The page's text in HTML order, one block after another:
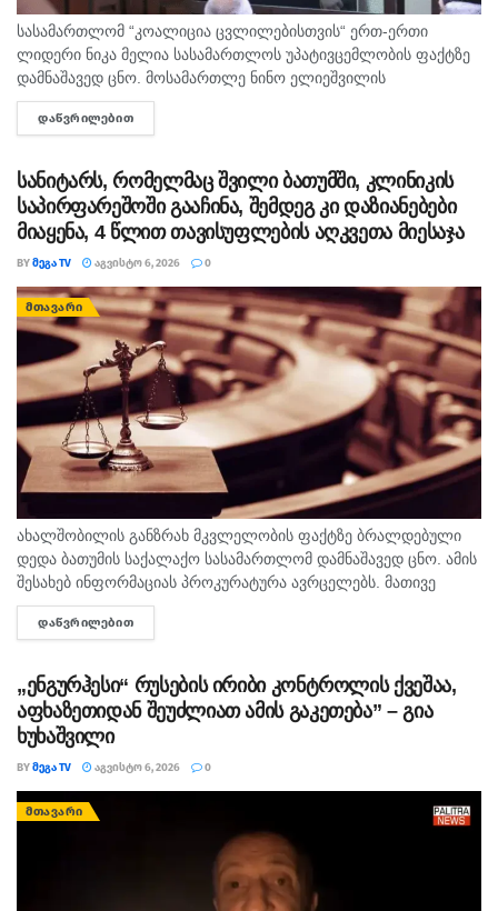
სასამართლომ “კოალიცია ცვლილებისთვის“ ერთ-ერთი
ლიდერი ნიკა მელია სასამართლოს უპატივცემლობის ფაქტზე
დამნაშავედ ცნო. მოსამართლე ნინო ელიეშვილის
გადაწყვეტილებით, ნიკა მელიას 1 წლით და 6 თვით
თავისუფლების აღკვეთა მიესაჯა, თუმცა აღნიშნულმა
ᲓᲐᲬᲕᲠᲘᲚᲔᲑᲘᲗ
სანიტარს, რომელმაც შვილი ბათუმში, კლინიკის
საპირფარეშოში გააჩინა, შემდეგ კი დაზიანებები
მიაყენა, 4 წლით თავისუფლების აღკვეთა მიესაჯა
BYᲛᲔᲒᲐ TV ᲐᲒᲕᲘᲡᲢᲝ 6, 2026 0
ᲛᲗᲐᲕᲐᲠᲘ
ახალშობილის განზრახ მკვლელობის ფაქტზე ბრალდებული
დედა ბათუმის საქალაქო სასამართლომ დამნაშავედ ცნო. ამის
შესახებ ინფორმაციას პროკურატურა ავრცელებს. მათივე
ინფორმაციით, საქმე ეხება, 22 თებერვალს, ბათუმის ერთ-
ერთი კლინიკაში მომხდარ ფაქტს, რა დროსაც კლინიკის ერთ-
ᲓᲐᲬᲕᲠᲘᲚᲔᲑᲘᲗ
„ენგურჰესი“ რუსების ირიბი კონტროლის ქვეშაა,
აფხაზეთიდან შეუძლიათ ამის გაკეთება” – გია
ხუხაშვილი
BYᲛᲔᲒᲐ TV ᲐᲒᲕᲘᲡᲢᲝ 6, 2026 0
ᲛᲗᲐᲕᲐᲠᲘ